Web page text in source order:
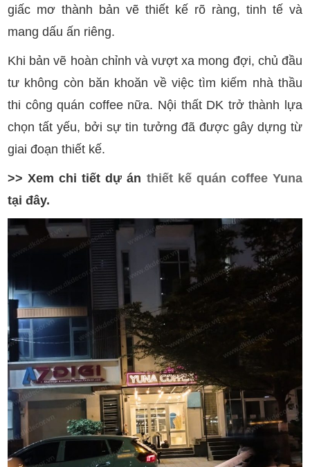
giấc mơ thành bản vẽ thiết kế rõ ràng, tinh tế và
mang dấu ấn riêng.
Khi bản vẽ hoàn chỉnh và vượt xa mong đợi, chủ đầu
tư không còn băn khoăn về việc tìm kiếm nhà thầu
thi công quán coffee nữa. Nội thất DK trở thành lựa
chọn tất yếu, bởi sự tin tưởng đã được gây dựng từ
giai đoạn thiết kế.
>> Xem chi tiết dự án thiết kế quán coffee Yuna
tại đây.